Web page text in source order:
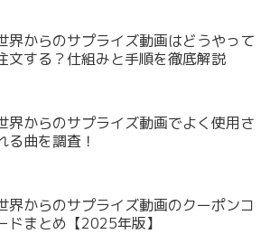
界からのサプライズ動画はどうやって
文する？仕組みと手順を徹底解説
界からのサプライズ動画でよく使用さ
る曲を調査！
界からのサプライズ動画のクーポンコ
ドまとめ【2025年版】